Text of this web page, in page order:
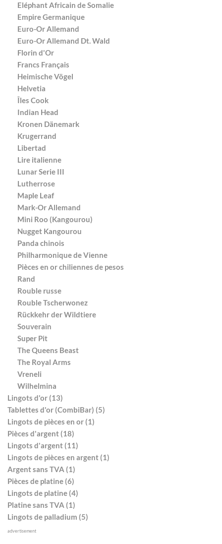
Eléphant Africain de Somalie
Empire Germanique
Euro-Or Allemand
Euro-Or Allemand Dt. Wald
Florin d'Or
Francs Français
Heimische Vögel
Helvetia
Îles Cook
Indian Head
Kronen Dänemark
Krugerrand
Libertad
Lire italienne
Lunar Serie III
Lutherrose
Maple Leaf
Mark-Or Allemand
Mini Roo (Kangourou)
Nugget Kangourou
Panda chinois
Philharmonique de Vienne
Pièces en or chiliennes de pesos
Rand
Rouble russe
Rouble Tscherwonez
Rückkehr der Wildtiere
Souverain
Super Pit
The Queens Beast
The Royal Arms
Vreneli
Wilhelmina
Lingots d'or (13)
Tablettes d'or (CombiBar) (5)
Lingots de pièces en or (1)
Pièces d'argent (18)
Lingots d'argent (11)
Lingots de pièces en argent (1)
Argent sans TVA (1)
Pièces de platine (6)
Lingots de platine (4)
Platine sans TVA (1)
Lingots de palladium (5)
advertisement